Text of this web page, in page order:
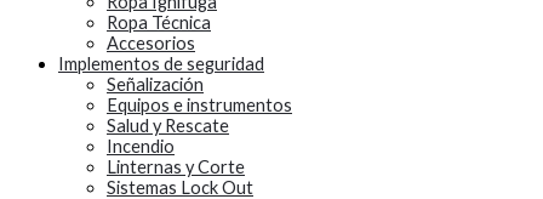
Ropa Técnica
Accesorios
Implementos de seguridad
Señalización
Equipos e instrumentos
Salud y Rescate
Incendio
Linternas y Corte
Sistemas Lock Out